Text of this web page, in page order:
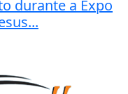
durante a Expo